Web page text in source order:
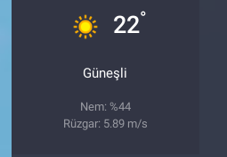
22°
Güneşli
Nem: %44
Rüzgar: 5.89 m/s